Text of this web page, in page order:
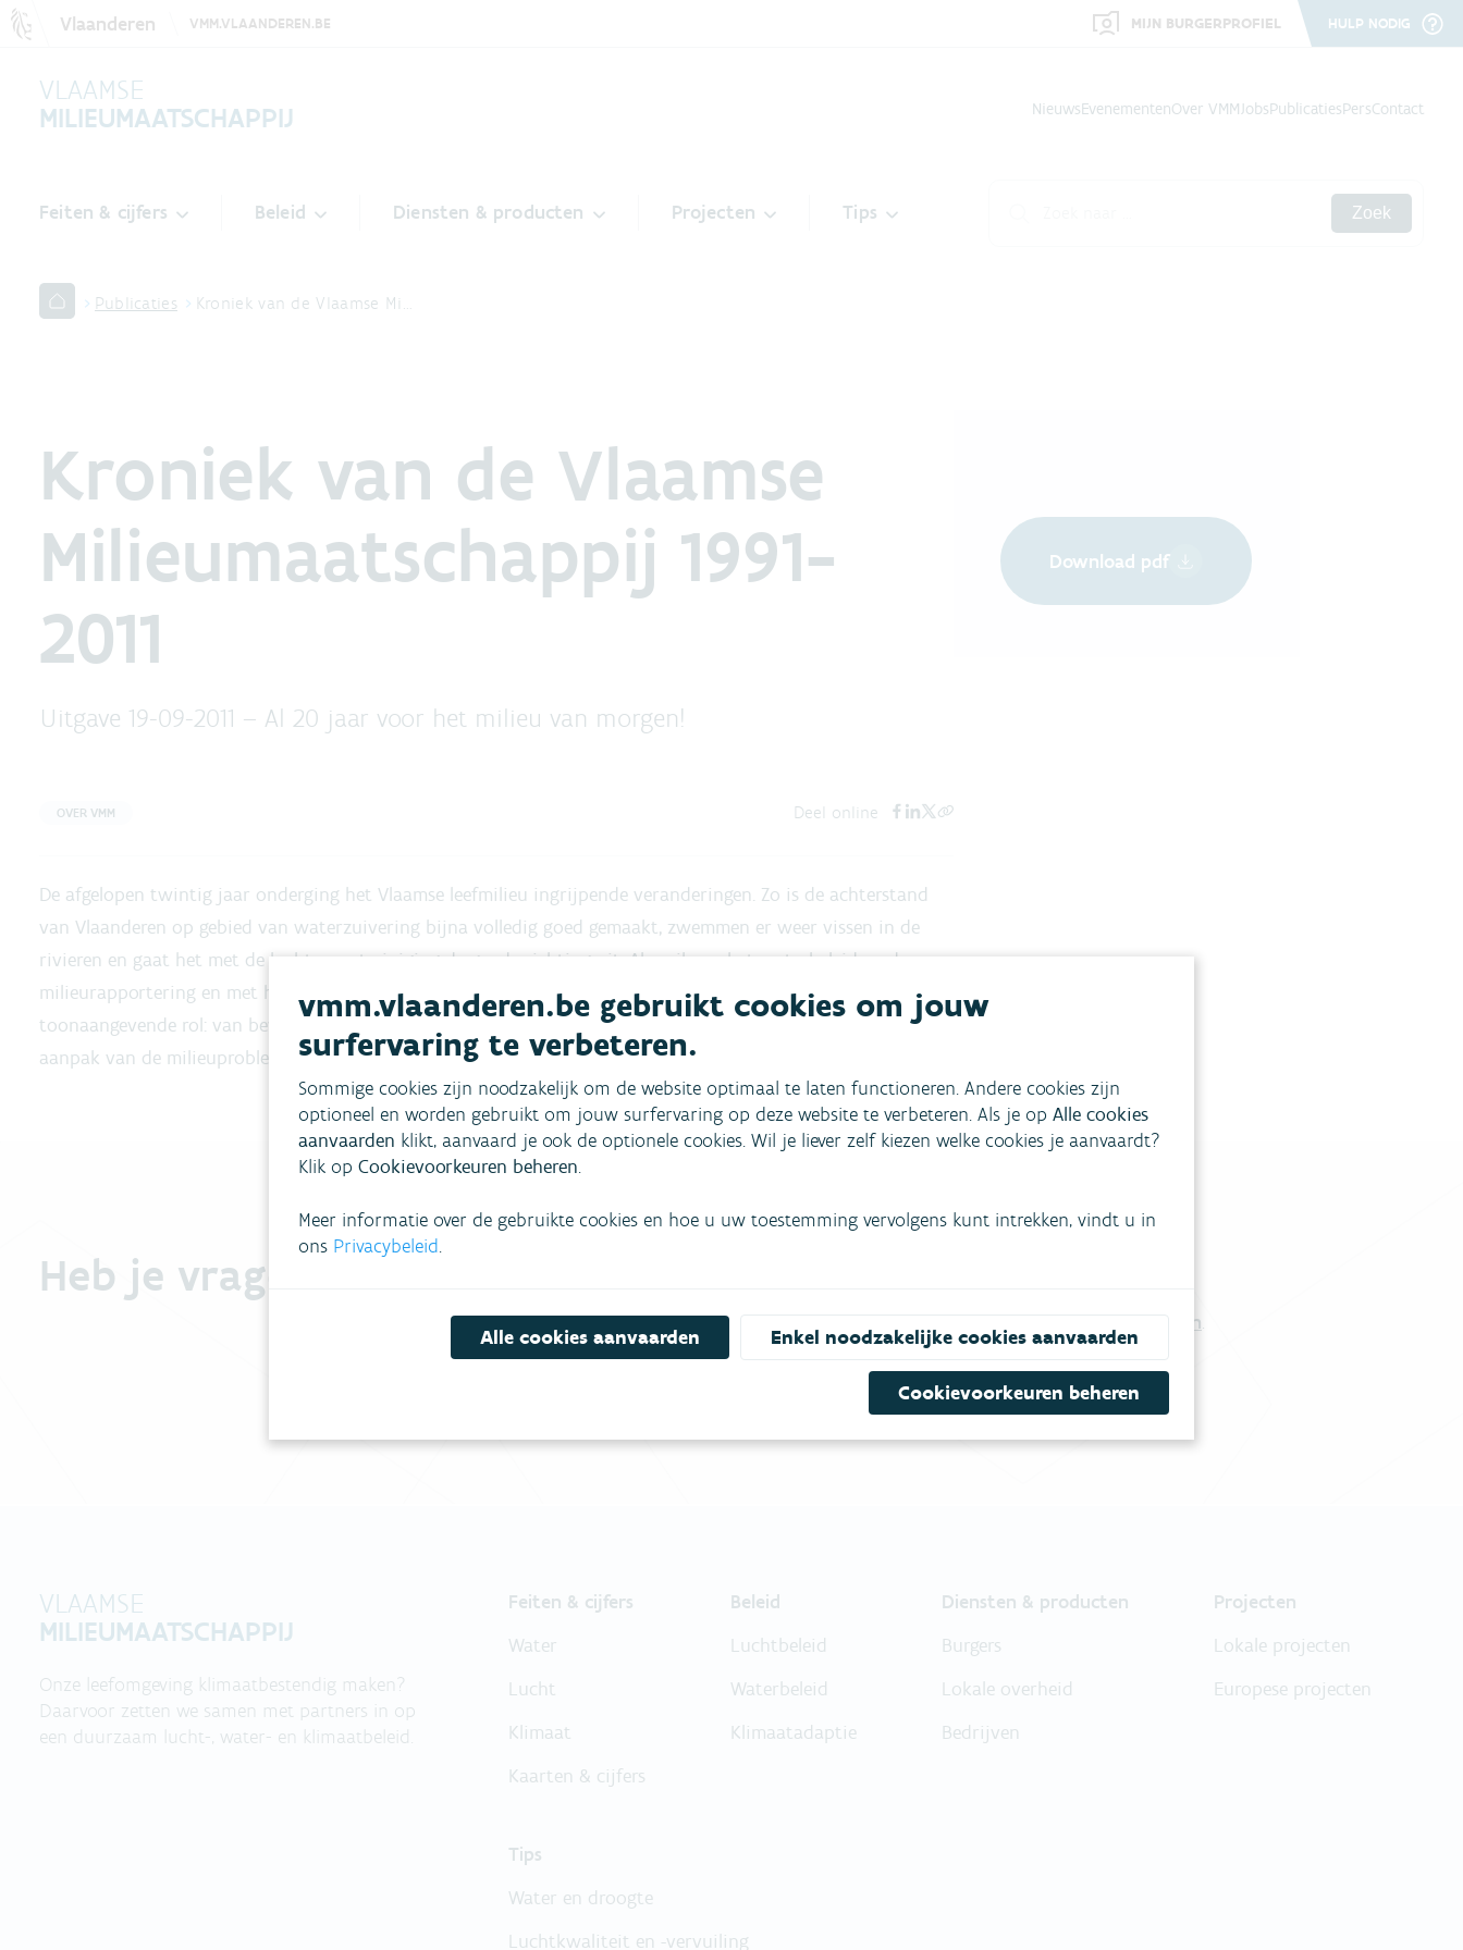
Vlaanderen VMM.VLAANDEREN.BE MIJN BURGERPROFIEL HULP NODIG
VLAAMSE
MILIEUMAATSCHAPPIJ
NieuwsEvenementenOver VMMJobsPublicatiesPersContact
Feiten & cijfers Beleid Diensten & producten Projecten Tips Zoek
Publicaties Kroniek van de Vlaamse Mi…
Kroniek van de Vlaamse
Milieumaatschappij 1991-
2011
Uitgave 19-09-2011 – Al 20 jaar voor het milieu van morgen!
OVER VMM Deel online
De afgelopen twintig jaar onderging het Vlaamse leefmilieu ingrijpende veranderingen. Zo is de achterstand
van Vlaanderen op gebied van waterzuivering bijna volledig goed gemaakt, zwemmen er weer vissen in de
rivieren en gaat het met de luchtverontreiniging de goede richting uit. Als spil van het waterbeleid en de
milieurapportering en met haar luchtmeetnetten speelde de Vlaamse Milieumaatschappij in die evolutie een
toonaangevende rol: van bewustmaking en een planmatige aanpak van de waterzuivering naar een integrale
aanpak van de milieuproblematiek.
Download pdf
Heb je vragen?
Niet gevonden wat je zocht? Vul ons contactformulier in.
VLAAMSE
MILIEUMAATSCHAPPIJ
Onze leefomgeving klimaatbestendig maken?
Daarvoor zetten we samen met partners in op
een duurzaam lucht-, water- en klimaatbeleid.
Feiten & cijfers
Water
Lucht
Klimaat
Kaarten & cijfers
Beleid
Luchtbeleid
Waterbeleid
Klimaatadaptie
Diensten & producten
Burgers
Lokale overheid
Bedrijven
Projecten
Lokale projecten
Europese projecten
Tips
Water en droogte
Luchtkwaliteit en -vervuiling
vmm.vlaanderen.be gebruikt cookies om jouw
surfervaring te verbeteren.
Sommige cookies zijn noodzakelijk om de website optimaal te laten functioneren. Andere cookies zijn
optioneel en worden gebruikt om jouw surfervaring op deze website te verbeteren. Als je op Alle cookies
aanvaarden klikt, aanvaard je ook de optionele cookies. Wil je liever zelf kiezen welke cookies je aanvaardt?
Klik op Cookievoorkeuren beheren.
Meer informatie over de gebruikte cookies en hoe u uw toestemming vervolgens kunt intrekken, vindt u in
ons Privacybeleid.
Alle cookies aanvaarden Enkel noodzakelijke cookies aanvaarden
Cookievoorkeuren beheren